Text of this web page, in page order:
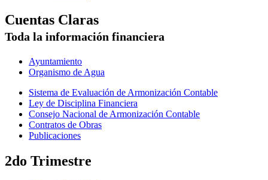
Cuentas Claras
Toda la información financiera
Ayuntamiento
Organismo de Agua
Sistema de Evaluación de Armonización Contable
Ley de Disciplina Financiera
Consejo Nacional de Armonización Contable
Contratos de Obras
Publicaciones
2do Trimestre